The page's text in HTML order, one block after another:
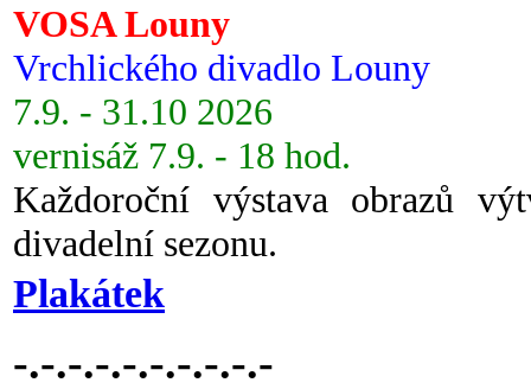
VOSA Louny
Vrchlického divadlo Louny
7.9. - 31.10 2026
vernisáž 7.9. - 18 hod.
Každoroční výstava obrazů
divadelní sezonu.
Plakátek
-.-.-.-.-.-.-.-.-.-